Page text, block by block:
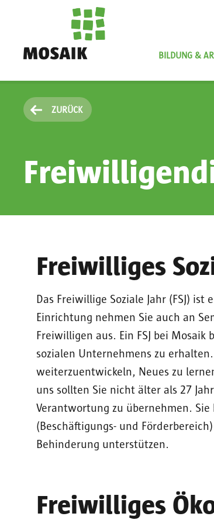
BILDUNG &
ZURÜCK
Freiwilliges
Das Freiwillige Soziale Jahr (FSJ)
Einrichtung nehmen Sie auch an
Freiwilligen aus. Ein FSJ bei
sozialen Unternehmens zu
weiterzuentwickeln, Neues zu
uns sollten Sie nicht älter als 27
Verantwortung zu übernehmen.
(Beschäftigungs- und
Behinderung unterstützen.
Freiwilliges